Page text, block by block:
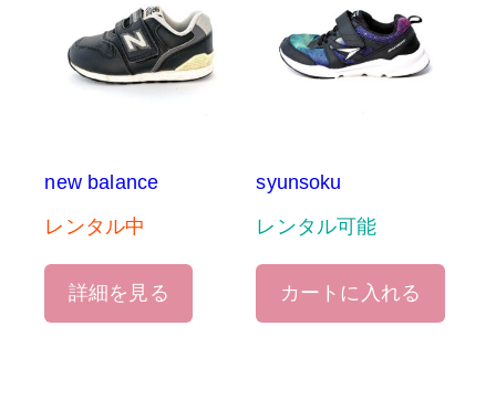
new balance
レンタル中
詳細を見る
syunsoku
レンタル可能
カートに入れる